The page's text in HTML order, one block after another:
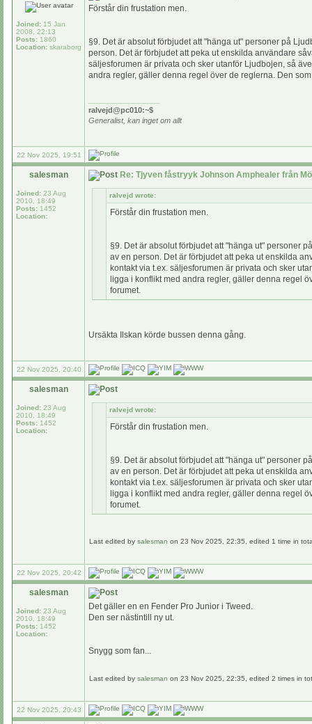
Joined: 15 Jan
2008, 22:13
Posts: 1860
Location: skaraborg
Förstår din frustation men.
§9. Det är absolut förbjudet att "hänga ut" personer på
person. Det är förbjudet att peka ut enskilda användare
säljesforumen är privata och sker utanför Ljudbojen, så
andra regler, gäller denna regel över de reglerna. Den
ralvejd@pc010:~$
Generalist, kan inget om allt
22 Nov 2025, 19:51
salesman
Joined: 23 Aug
2010, 18:49
Posts: 1452
Location:
Re: Tjyven fåstryyk Johnson Amphealer från
ralvejd wrote:
Förstår din frustation men.
§9. Det är absolut förbjudet att "hänga ut" personer
av en person. Det är förbjudet att peka ut enskilda
kontakt via t.ex. säljesforumen är privata och sker
ligga i konflikt med andra regler, gäller denna regel
forumet.
Ursäkta Ilskan körde bussen denna gång.
22 Nov 2025, 20:40
salesman
Joined: 23 Aug
2010, 18:49
Posts: 1452
Location:
ralvejd wrote:
Förstår din frustation men.
§9. Det är absolut förbjudet att "hänga ut" personer
av en person. Det är förbjudet att peka ut enskilda
kontakt via t.ex. säljesforumen är privata och sker
ligga i konflikt med andra regler, gäller denna regel
forumet.
Last edited by salesman on 23 Nov 2025, 22:35, edited 1 time in
22 Nov 2025, 20:42
salesman
Joined: 23 Aug
2010, 18:49
Posts: 1452
Location:
Det gäller en en Fender Pro Junior i Tweed.
Den ser nästintill ny ut.
Snygg som fan...
Last edited by salesman on 23 Nov 2025, 22:35, edited 2 times in
22 Nov 2025, 20:43